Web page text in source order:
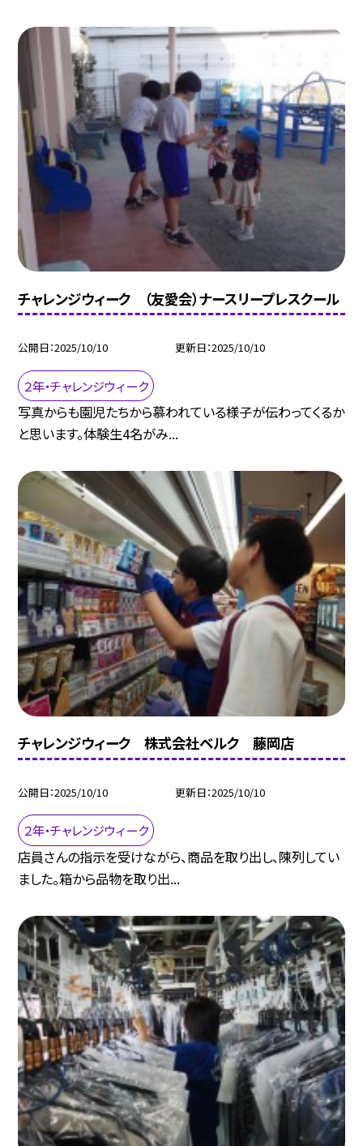
チャレンジウィーク （友愛会）ナースリープレスクール
公開日 2025/10/10 更新日 2025/10/10
２年・チャレンジウィーク
写真からも園児たちから慕われている様子が伝わってくるか
と思います。体験生4名がみ...
チャレンジウィーク 株式会社ベルク 藤岡店
公開日 2025/10/10 更新日 2025/10/10
２年・チャレンジウィーク
店員さんの指示を受けながら、商品を取り出し、陳列してい
ました。箱から品物を取り出...